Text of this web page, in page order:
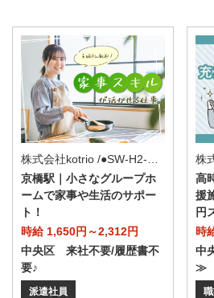
京橋駅｜小さなグループホ
ームで家事や生活のサポー
ト！
時給 1,650円～2,312円
中央区 来社不要/履歴書不
要♪
派遣社員
高
援
円
時
中
≫